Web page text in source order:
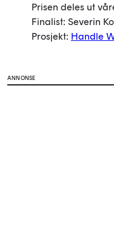
Prisen deles ut
Finalist: Severin
Prosjekt: Handle
ANNONSE